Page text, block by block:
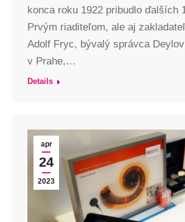
konca roku 1922 pribudlo ďalších
Prvým riaditeľom, ale aj
Adolf Fryc, bývalý správca
v Prahe,…
Details
apr
24
2023